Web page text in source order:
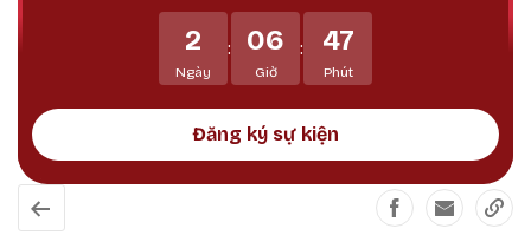
Phật Bản Tôn Mẫu Tính.
2
Ngày
: 06
Giờ
: 47
Phút
Đăng ký sự kiện